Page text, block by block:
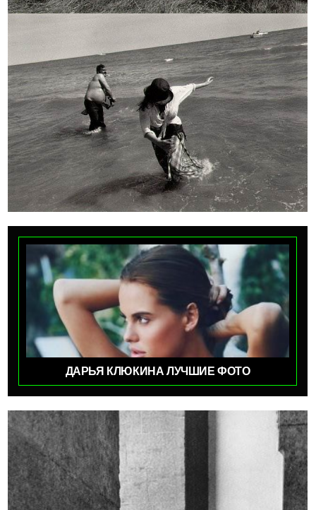
ДАРЬЯ КЛЮКИНА ЛУЧШИЕ ФОТО